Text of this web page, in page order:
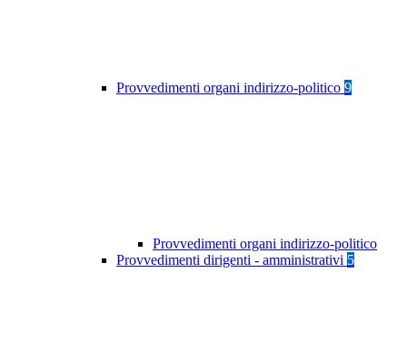
Provvedimenti organi indirizzo-politico 9
Provvedimenti organi indirizzo-politico
Provvedimenti dirigenti - amministrativi 5